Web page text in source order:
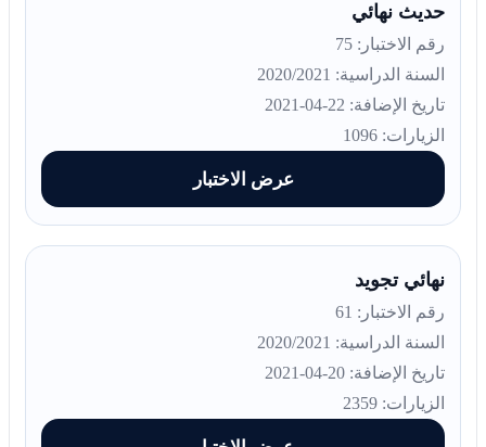
حديث نهائي
رقم الاختبار: 75
السنة الدراسية: 2020/2021
تاريخ الإضافة: 22-04-2021
الزيارات: 1096
عرض الاختبار
نهائي تجويد
رقم الاختبار: 61
السنة الدراسية: 2020/2021
تاريخ الإضافة: 20-04-2021
الزيارات: 2359